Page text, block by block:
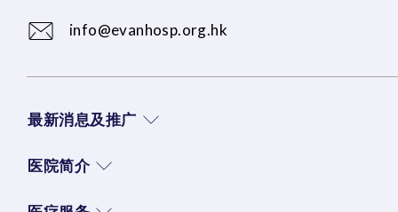
info@evanhosp.org.hk
最新消息及推广
医院简介